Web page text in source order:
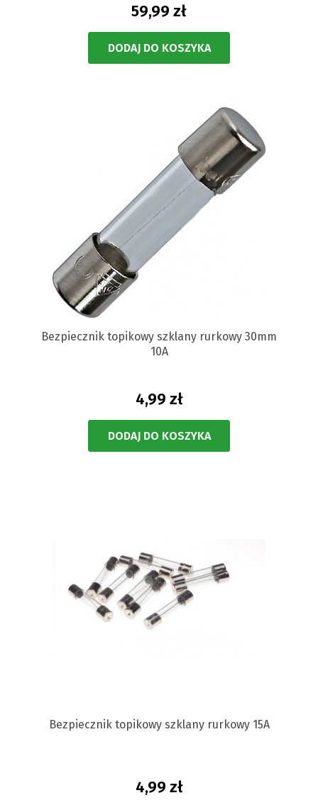
59,99 zł
DODAJ DO KOSZYKA
Bezpiecznik topikowy szklany rurkowy 30mm
10A
4,99 zł
DODAJ DO KOSZYKA
Bezpiecznik topikowy szklany rurkowy 15A
4,99 zł